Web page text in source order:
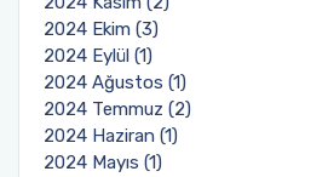
2024 Ekim (3)
2024 Eylül (1)
2024 Ağustos (1)
2024 Temmuz (2)
2024 Haziran (1)
2024 Mayıs (1)